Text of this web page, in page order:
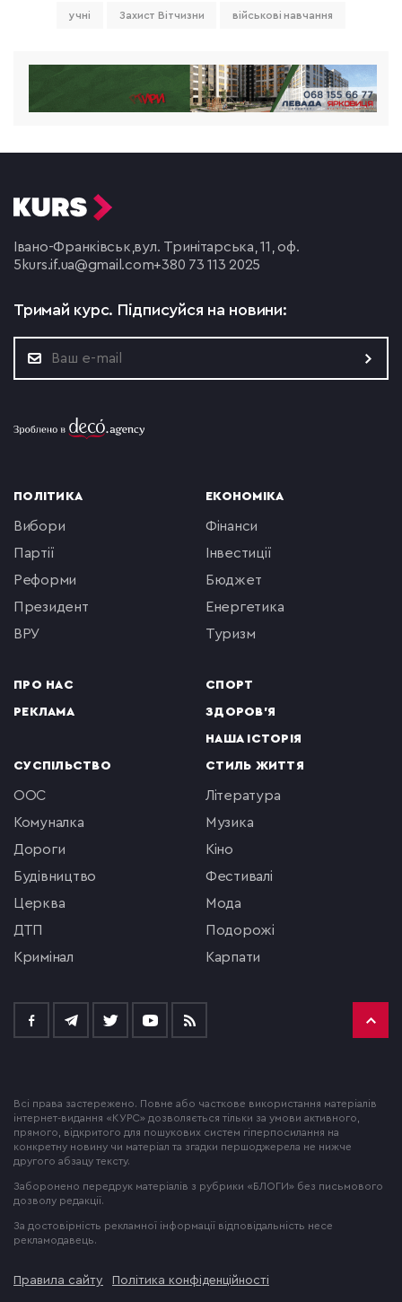
учні Захист Вітчизни військові навчання
Івано-Франківськ,вул. Тринітарська, 11, оф.
5 kurs.if.ua@gmail.com+380 73 113 2025
Тримай курс. Підписуйся на новини:
ПОЛІТИКА
вибори
партії
реформи
президент
ВРУ
ПРО НАС
РЕКЛАМА
ЕКОНОМІКА
фінанси
інвестиції
бюджет
енергетика
туризм
СПОРТ
ЗДОРОВ'Я
НАША ІСТОРІЯ
СУСПІЛЬСТВО
ООС
комуналка
Дороги
будівництво
церква
ДТП
кримінал
СТИЛЬ ЖИТТЯ
література
музика
кіно
фестивалі
мода
подорожі
Карпати
Всі права застережено. Повне або часткове використання матеріалів
інтернет-видання «КУРС» дозволяється тільки за умови активного,
прямого, відкритого для пошукових систем гіперпосилання на
конкретну новину чи матеріал та згадки першоджерела не нижче
другого абзацу тексту.
Заборонено передрук матеріалів з рубрики «БЛОГИ» без письмового
дозволу редакції.
За достовірність рекламної інформації відповідальність несе
рекламодавець.
Правила сайту Політика конфіденційності